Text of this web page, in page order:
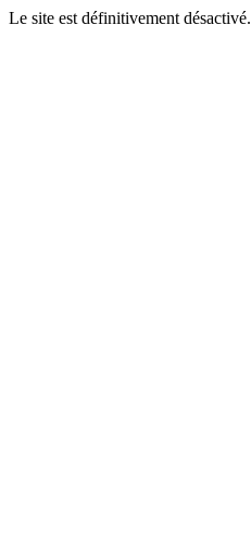
Le site est définitivement désactivé.